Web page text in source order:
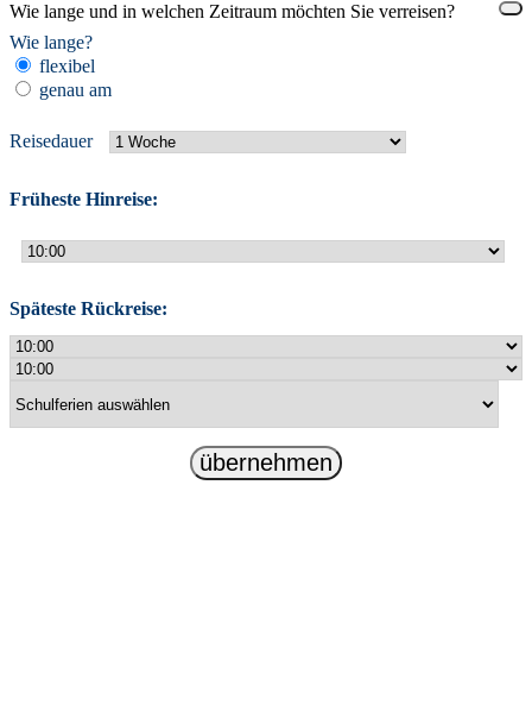
Wie lange und in welchen Zeitraum möchten Sie verreisen?
Wie lange?
flexibel
genau am
Reisedauer
Früheste Hinreise:
Späteste Rückreise:
übernehmen